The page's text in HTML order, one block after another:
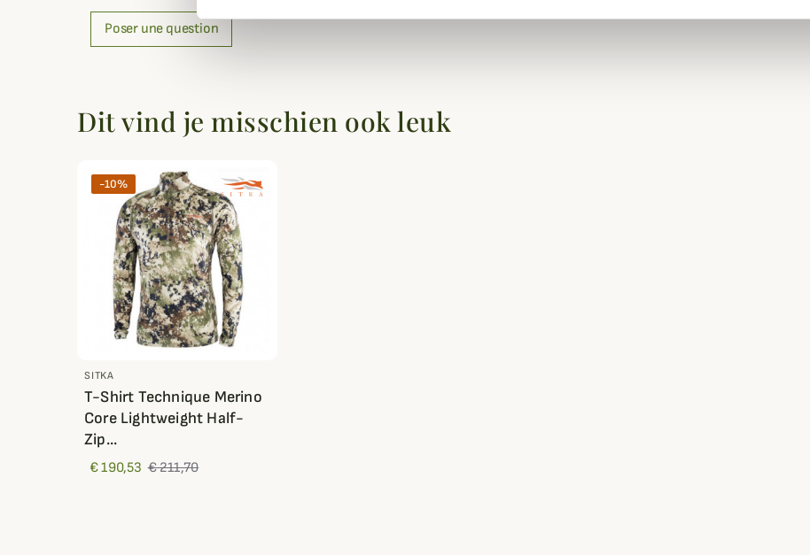
Poser une question
Dit vind je misschien ook leuk
-10%
SITKA
T-Shirt Technique Merino
Core Lightweight Half-
Zip...
€ 190,53 € 211,70